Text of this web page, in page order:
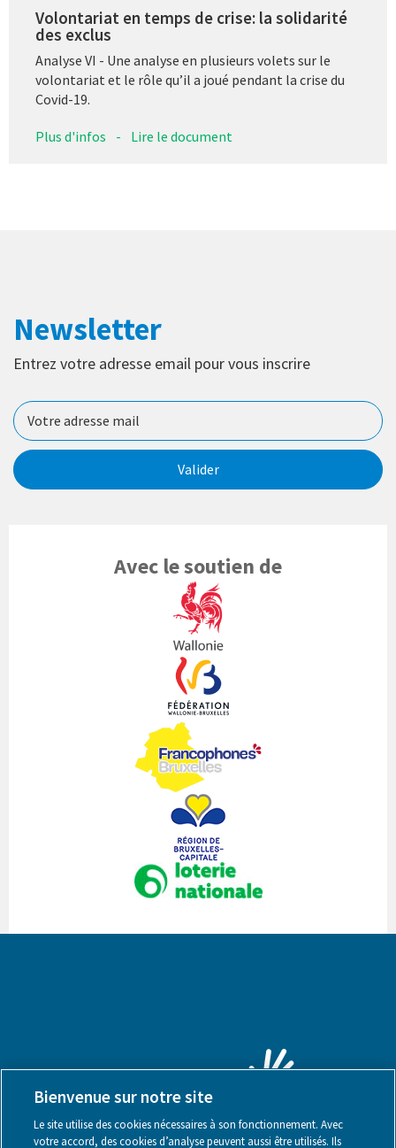
Volontariat en temps de crise: la solidarité
des exclus
Analyse VI - Une analyse en plusieurs volets sur le
volontariat et le rôle qu’il a joué pendant la crise du
Covid-19.
Plus d'infos - Lire le document
Newsletter
Entrez votre adresse email pour vous inscrire
Valider
Avec le soutien de
Bienvenue sur notre site
Le site utilise des cookies nécessaires à son fonctionnement. Avec
votre accord, des cookies d’analyse peuvent aussi être utilisés. Ils